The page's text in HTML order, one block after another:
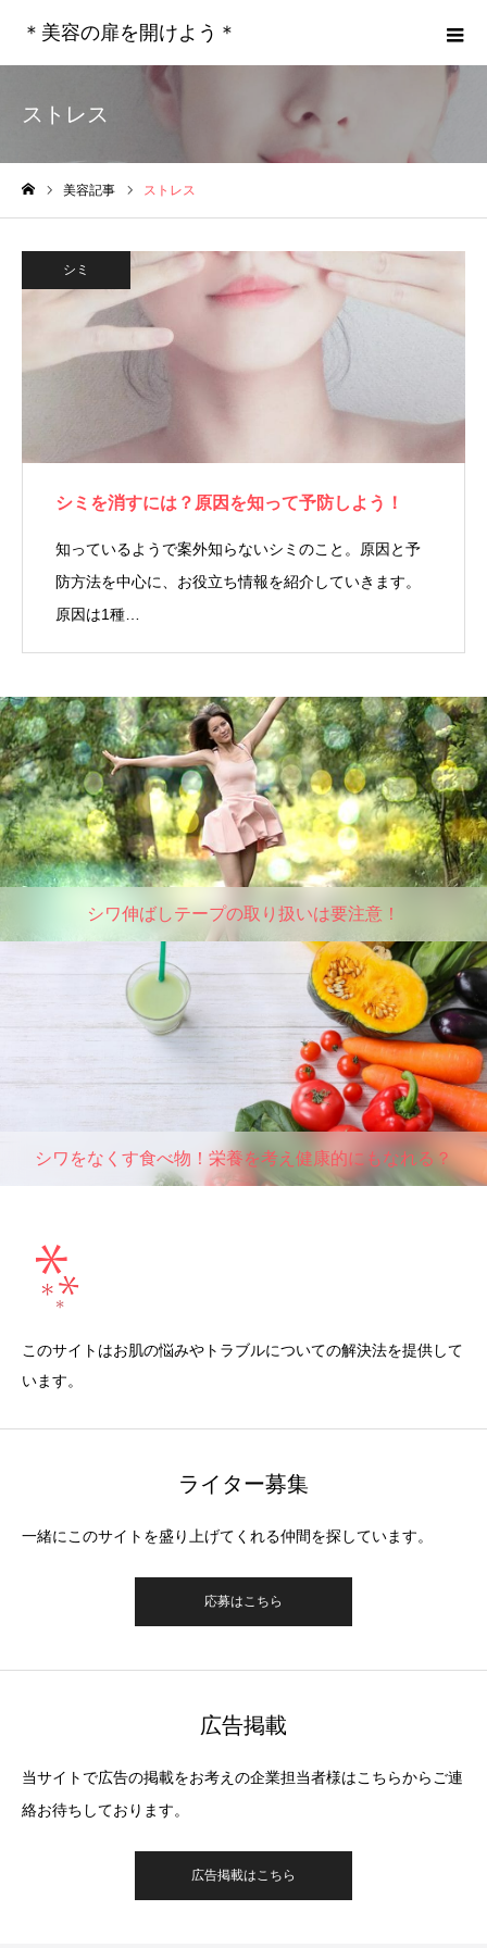
＊美容の扉を開けよう＊
ストレス
美容記事 ストレス
シミ
シミを消すには？原因を知って予防しよう！
知っているようで案外知らないシミのこと。原因と予
防方法を中心に、お役立ち情報を紹介していきます。
原因は1種…
シワ伸ばしテープの取り扱いは要注意！
シワをなくす食べ物！栄養を考え健康的にもなれる？
このサイトはお肌の悩みやトラブルについての解決法を提供して
います。
ライター募集
一緒にこのサイトを盛り上げてくれる仲間を探しています。
応募はこちら
広告掲載
当サイトで広告の掲載をお考えの企業担当者様はこちらからご連
絡お待ちしております。
広告掲載はこちら